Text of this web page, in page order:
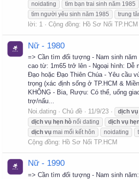
noidating
tìm bạn trai sinh năm 1985
tìm người yêu sinh năm 1985
trung
lời: 1
Cộng đồng: Hồ Sơ Nối TP.HCM
Nữ - 1980
=> Cần tìm đối tượng - Nam sinh năm
cao từ: 1m65 trở lên - Ngoại hình: Dễ
Đạo hoặc Đạo Thiên Chúa - Yêu cầu
trọng (xác định sống ở TP.HCM &
KHÔNG - Bia, Rượu: Có thể, uống
trợ/nấu...
Noi.dating
Chủ đề 11/9/23 dịch vụ
dịch vụ hẹn hò nối dating dịch vụ
dịch vụ mai mối kết hôn noidating
Cộng đồng: Hồ Sơ Nối TP.HCM
Nữ - 1990
=> Cần tìm đối tượng - Nam sinh